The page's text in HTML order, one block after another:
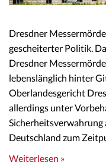
Dresdner
gescheiterter Politik.
Dresdner
lebenslänglich hinter
Oberlandesgericht
allerdings unter
Sicherheitsverwahrung
Deutschland zum
Weiterlesen »